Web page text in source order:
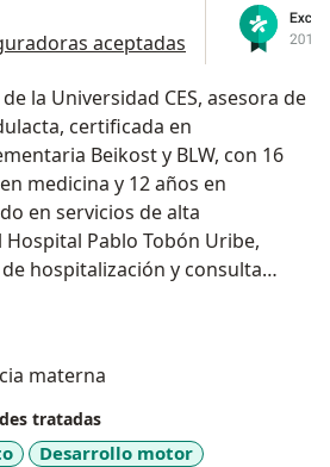
aceptadas
la Universidad CES, asesora de
certificada en
Beikost y BLW, con 16
medicina y 12 años en
en servicios de alta
Pablo Tobón Uribe,
hospitalización y consulta
Santa Ana. Soy madre de dos
que se presentan en este
Estoy comprometida con la
niños.
materna
tratadas
Desarrollo motor